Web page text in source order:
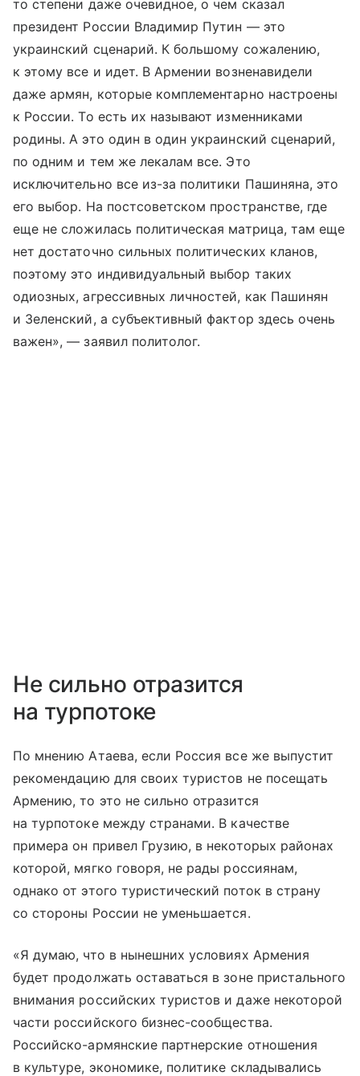
то степени даже очевидное, о чем сказал
президент России Владимир Путин — это
украинский сценарий. К большому сожалению,
к этому все и идет. В Армении возненавидели
даже армян, которые комплементарно настроены
к России. То есть их называют изменниками
родины. А это один в один украинский сценарий,
по одним и тем же лекалам все. Это
исключительно все из-за политики Пашиняна, это
его выбор. На постсоветском пространстве, где
еще не сложилась политическая матрица, там еще
нет достаточно сильных политических кланов,
поэтому это индивидуальный выбор таких
одиозных, агрессивных личностей, как Пашинян
и Зеленский, а субъективный фактор здесь очень
важен», — заявил политолог.
Не сильно отразится
на турпотоке
По мнению Атаева, если Россия все же выпустит
рекомендацию для своих туристов не посещать
Армению, то это не сильно отразится
на турпотоке между странами. В качестве
примера он привел Грузию, в некоторых районах
которой, мягко говоря, не рады россиянам,
однако от этого туристический поток в страну
со стороны России не уменьшается.
«Я думаю, что в нынешних условиях Армения
будет продолжать оставаться в зоне пристального
внимания российских туристов и даже некоторой
части российского бизнес-сообщества.
Российско-армянские партнерские отношения
в культуре, экономике, политике складывались